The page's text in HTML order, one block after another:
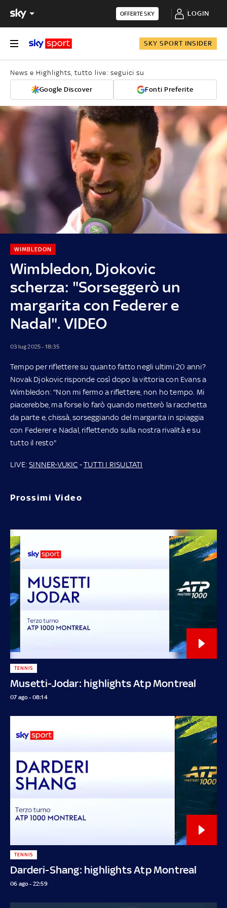
OFFERTE SKY LOGIN
SKY SPORT INSIDER
News e Highlights, tutto live: seguici su
Google Discover Fonti Preferite
Wimbledon, Djokovic
scherza: "Sorseggerò un
margarita con Federer e
Nadal". VIDEO
WIMBLEDON
03 lug 2025 - 18:35
Tempo per riflettere su quanto fatto negli ultimi 20 anni?
Novak Djokovic risponde così dopo la vittoria con Evans a
Wimbledon: "Non mi fermo a riflettere, non ho tempo. Mi
piacerebbe, ma forse lo farò quando metterò la racchetta
da parte e, chissà, sorseggiando del margarita in spiaggia
con Federer e Nadal, riflettendo sulla nostra rivalità e su
tutto il resto"
LIVE:SINNER-VUKIC -TUTTI I RISULTATI
Prossimi Video
Musetti-Jodar: highlights Atp Montreal
TENNIS
07 ago - 08:14
Darderi-Shang: highlights Atp Montreal
TENNIS
06 ago - 22:59